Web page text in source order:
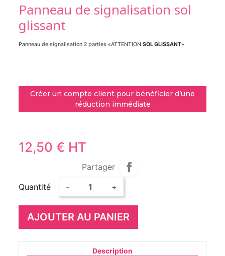
Panneau de signalisation sol
glissant
Panneau de signalisation 2 parties «ATTENTIONSOL GLISSANT»
Créer un compte client pour bénéficier d’une
réduction immédiate
12,50 € HT
Partager
Quantité
- +
AJOUTER AU PANIER
Description